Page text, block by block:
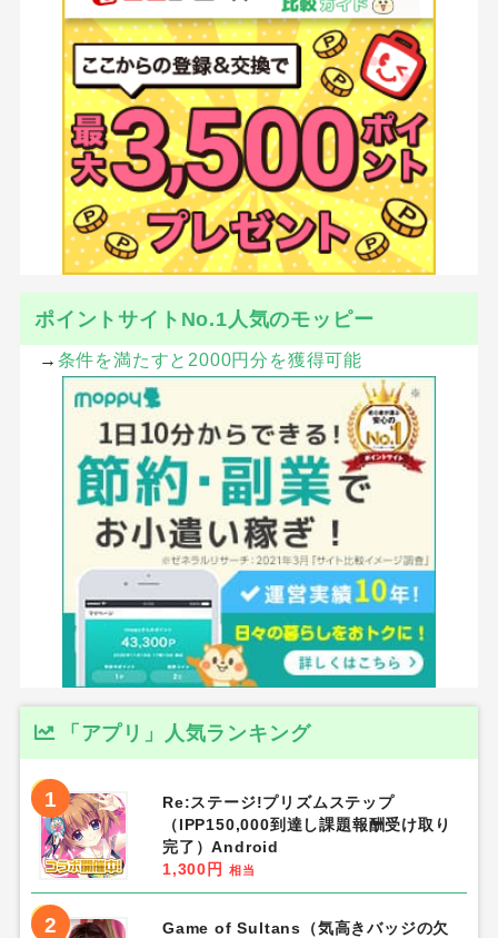
ポイントサイトNo.1人気のモッピー
→ 条件を満たすと2000円分を獲得可能
「アプリ」人気ランキング
1
Re:ステージ!プリズムステップ
（IPP150,000到達し課題報酬受け取り
完了）Android
1,300円
相当
2
Game of Sultans（気高きバッジの欠